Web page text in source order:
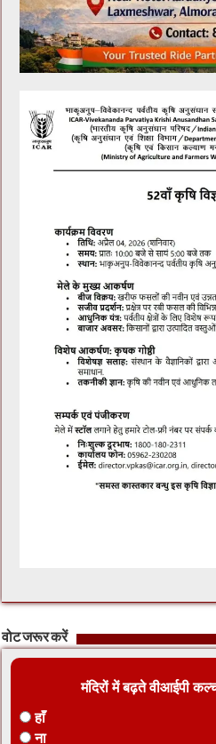
वोट जरूर करें
मंदिरों में बढ़ते वीआईपी
हाँ
ना